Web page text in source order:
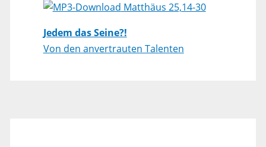
Matthäus 25,14-30
Jedem das Seine?!
Von den anvertrauten Talenten